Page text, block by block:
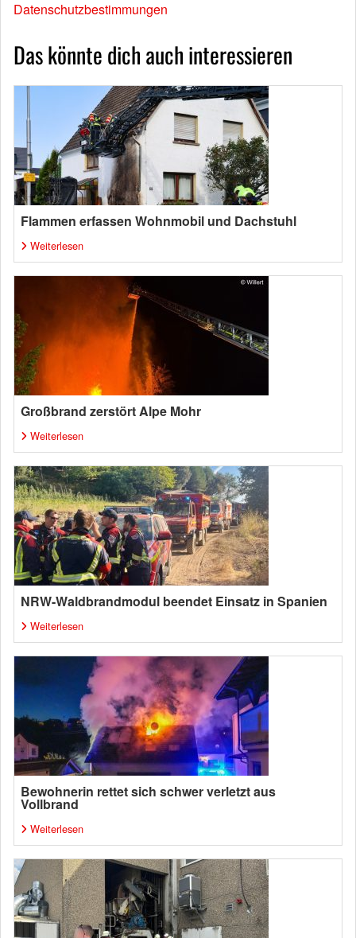
Datenschutzbestimmungen
Das könnte dich auch interessieren
Flammen erfassen Wohnmobil und Dachstuhl
Weiterlesen
Großbrand zerstört Alpe Mohr
Weiterlesen
NRW-Waldbrandmodul beendet Einsatz in Spanien
Weiterlesen
Bewohnerin rettet sich schwer verletzt aus
Vollbrand
Weiterlesen